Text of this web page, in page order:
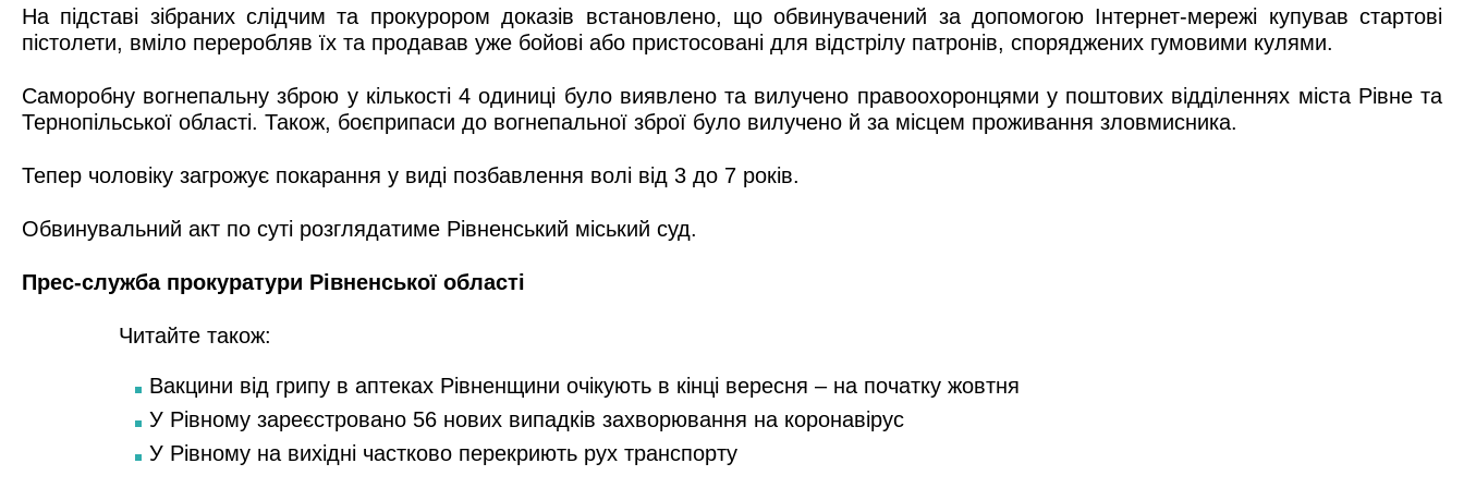
На підставі зібраних слідчим та прокурором доказів встановлено, що обвинувачений за допомогою Інтернет-мережі купував стартові
пістолети, вміло переробляв їх та продавав уже бойові або пристосовані для відстрілу патронів, споряджених гумовими кулями.
Саморобну вогнепальну зброю у кількості 4 одиниці було виявлено та вилучено правоохоронцями у поштових відділеннях міста Рівне та
Тернопільської області. Також, боєприпаси до вогнепальної зброї було вилучено й за місцем проживання зловмисника.
Тепер чоловіку загрожує покарання у виді позбавлення волі від 3 до 7 років.
Обвинувальний акт по суті розглядатиме Рівненський міський суд.
Прес-служба прокуратури Рівненської області
Читайте також:
Вакцини від грипу в аптеках Рівненщини очікують в кінці вересня – на початку жовтня
У Рівному зареєстровано 56 нових випадків захворювання на коронавірус
У Рівному на вихідні частково перекриють рух транспорту